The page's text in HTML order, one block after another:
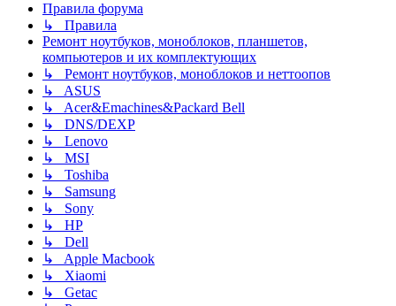
Правила форума
↳ Правила
Ремонт ноутбуков, моноблоков, планшетов,
компьютеров и их комплектующих
↳ Ремонт ноутбуков, моноблоков и неттоопов
↳ ASUS
↳ Acer&Emachines&Packard Bell
↳ DNS/DEXP
↳ Lenovo
↳ MSI
↳ Toshiba
↳ Samsung
↳ Sony
↳ HP
↳ Dell
↳ Apple Macbook
↳ Xiaomi
↳ Getac